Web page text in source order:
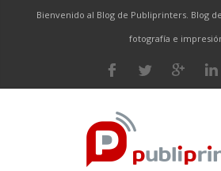
Bienvenido al Blog de Publiprinters. Blog
fotografía e